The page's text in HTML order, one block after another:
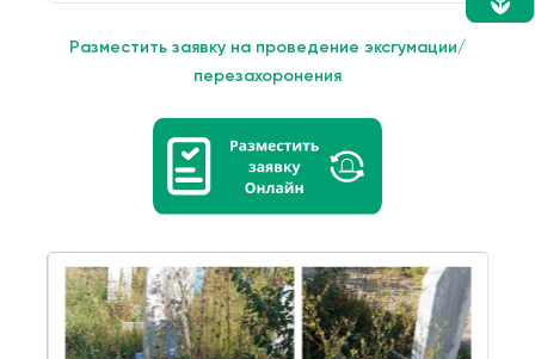
Разместить заявку на проведение эксгумации/
перезахоронения